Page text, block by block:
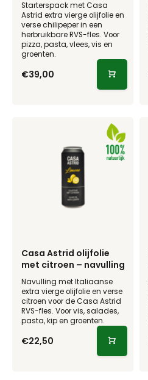
Starterspack met Casa
Astrid extra vierge olijfolie en
verse chilipeper in een
herbruikbare RVS-fles. Voor
pizza, pasta, vlees, vis en
groenten.
€39,00
Casa Astrid olijfolie
met citroen – navulling
Navulling met Italiaanse
extra vierge olijfolie en verse
citroen voor de Casa Astrid
RVS-fles. Voor vis, salades,
pasta, kip en groenten.
€22,50